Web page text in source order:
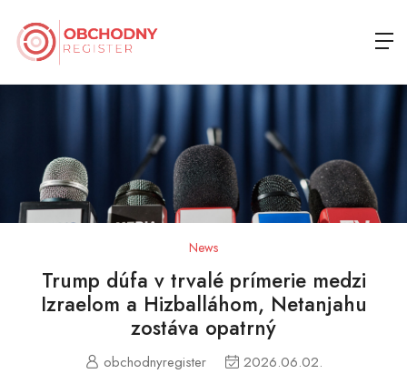
News
Trump dúfa v trvalé prímerie medzi
Izraelom a Hizballáhom, Netanjahu
zostáva opatrný
obchodnyregister 2026.06.02.